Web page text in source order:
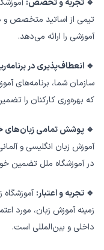
🔹 تجربه و تخصص:
تیمی از اساتید متخصص و
آموزشی را ارائه می‌دهد.
🔹 انعطاف‌پذیری در
سازمان شما، برنامه‌های
که بهره‌وری کارکنان را
🔹 پوشش تمامی زبان‌های
آموزش زبان انگلیسی و
در آموزشگاه ملل تضمین
🔹 تجربه و اعتبار:
زمینه آموزش زبان، مورد
داخلی و بین‌المللی است.